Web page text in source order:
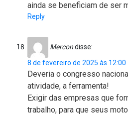
ainda se beneficiam de ser
Reply
Mercondisse:
8 de fevereiro de 2025 às 12:00
Deveria o congresso
atividade, a ferramenta!
Exigir das empresas que
trabalho, para que seus